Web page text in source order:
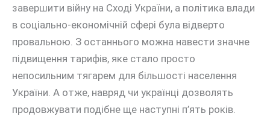
завершити війну на Сході України, а політика влади
в соціально-економічній сфері була відверто
провальною. З останнього можна навести значне
підвищення тарифів, яке стало просто
непосильним тягарем для більшості населення
України. А отже, навряд чи українці дозволять
продовжувати подібне ще наступні п’ять років.